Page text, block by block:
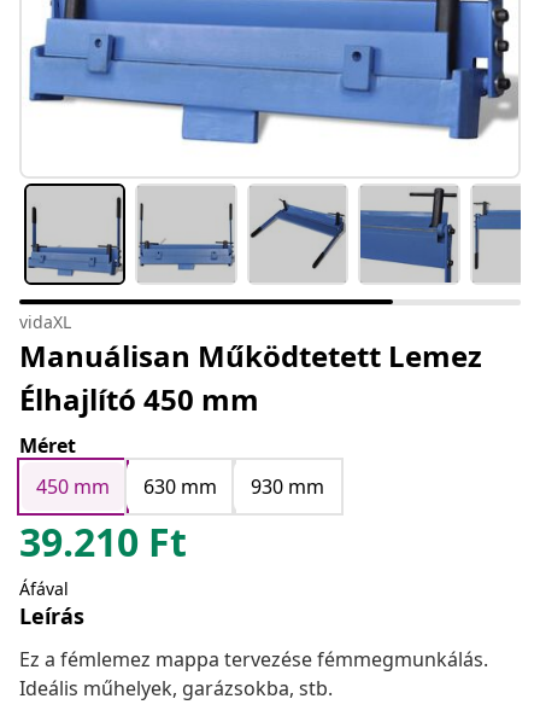
vidaXL
Manuálisan Működtetett Lemez
Élhajlító 450 mm
Méret
450 mm
630 mm 930 mm
39.210 Ft
Áfával
Leírás
Ez a fémlemez mappa tervezése fémmegmunkálás.
Ideális műhelyek, garázsokba, stb.